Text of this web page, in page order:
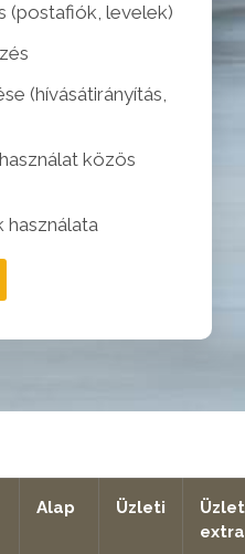
(postafiók, levelek)
(hívásátirányítás,
közös
használata
Alap Üzleti
extra